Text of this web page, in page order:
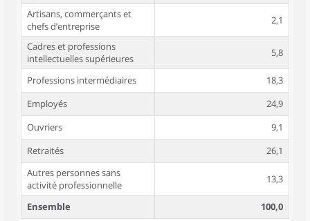
Artisans, commerçants et
chefs d’entreprise
2,1
Cadres et professions
intellectuelles supérieures
5,8
Professions intermédiaires
18,3
Employés
24,9
Ouvriers
9,1
Retraités
26,1
Autres personnes sans
activité professionnelle
13,3
Ensemble
100,0